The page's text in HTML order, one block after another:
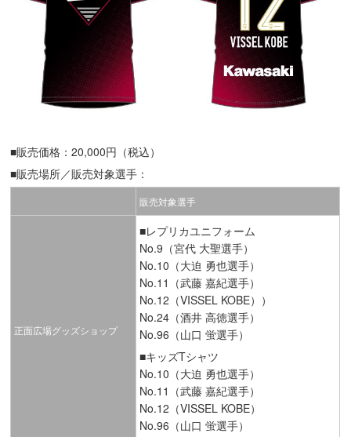
■販売価格：20,000円（税込）
■販売場所／販売対象選手：
販売対象選手
正面広場グッズショップ
■レプリカユニフォーム
No.9（宮代 大聖選手）
No.10（大迫 勇也選手）
No.11（武藤 嘉紀選手）
No.12（VISSEL KOBE））
No.24（酒井 高徳選手）
No.96（山口 蛍選手）
■キッズTシャツ
No.10（大迫 勇也選手）
No.11（武藤 嘉紀選手）
No.12（VISSEL KOBE）
No.96（山口 蛍選手）